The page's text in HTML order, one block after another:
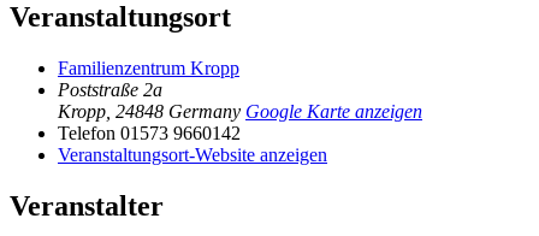
Veranstaltungsort
Familienzentrum Kropp
Poststraße 2a
Kropp 24848 Germany Google Karte anzeigen
Telefon 01573 9660142
Veranstaltungsort-Website anzeigen
Veranstalter